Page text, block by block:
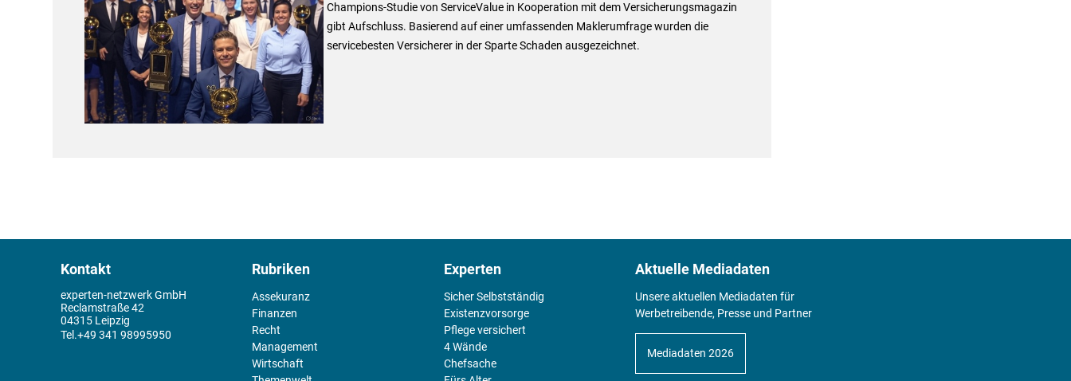
Champions-Studie von ServiceValue in Kooperation mit dem Versicherungsmagazin
gibt Aufschluss. Basierend auf einer umfassenden Maklerumfrage wurden die
servicebesten Versicherer in der Sparte Schaden ausgezeichnet.
Kontakt
experten-netzwerk GmbH
Reclamstraße 42
04315 Leipzig
+49 341 98995950
Rubriken
Assekuranz
Finanzen
Recht
Management
Wirtschaft
Experten
Sicher Selbstständig
Existenz­vorsorge
Pflege versichert
4 Wände
Chefsache
Aktuelle Mediadaten
Unsere aktuellen Mediadaten für
Werbetreibende, Presse und Partner
Mediadaten 2026